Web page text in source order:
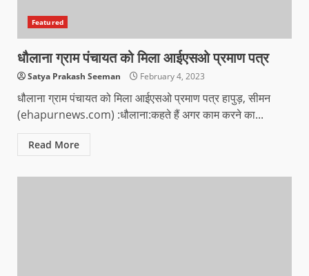
Featured
धौलाना ग्राम पंचायत को मिला आईएसओ प्रमाण पत्र
Satya Prakash Seeman February 4, 2023
धौलाना ग्राम पंचायत को मिला आईएसओ प्रमाण पत्र हापुड़, सीमन
(ehapurnews.com) :धौलाना:कहते हैं अगर काम करने का...
Read More